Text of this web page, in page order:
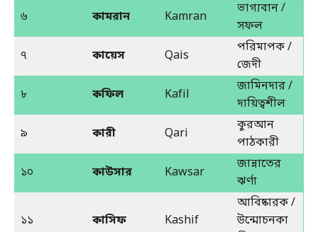
৬
কামরান Kamran
ভাগ্যবান /
সফল
৭
কায়েস Qais
পরিমাপক /
জেদী
৮
কফিল Kafil
জামিনদার /
দায়িত্বশীল
৯
কারী Qari
কুরআন
পাঠকারী
১০
কাউসার Kawsar
জান্নাতের
ঝর্ণা
১১ কাসিফ Kashif
আবিষ্কারক /
উন্মোচনকা